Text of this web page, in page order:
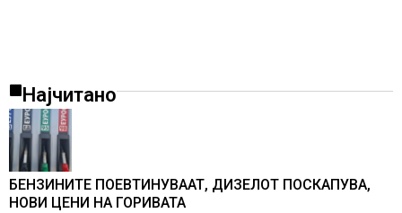
Најчитано
БЕНЗИНИТЕ ПОЕВТИНУВААТ, ДИЗЕЛОТ ПОСКАПУВА,
НОВИ ЦЕНИ НА ГОРИВАТА